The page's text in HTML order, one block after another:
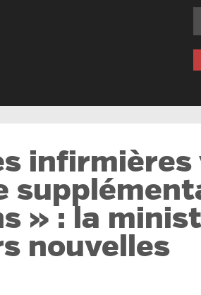
» : la
nouvelles